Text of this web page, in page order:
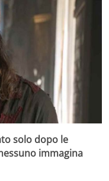
solo dopo le
immagina